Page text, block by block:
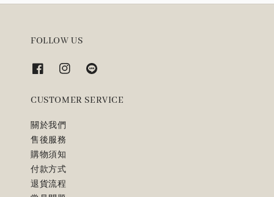
FOLLOW US
CUSTOMER SERVICE
關於我們
售後服務
購物須知
付款方式
退貨流程